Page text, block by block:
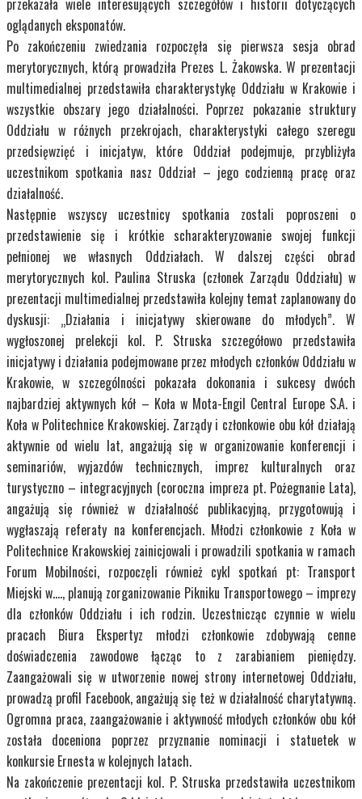
przekazała wiele interesujących szczegółów i historii dotyczących
oglądanych eksponatów.
Po zakończeniu zwiedzania rozpoczęła się pierwsza sesja obrad
merytorycznych, którą prowadziła Prezes L. Żakowska. W prezentacji
multimedialnej przedstawiła charakterystykę Oddziału w Krakowie i
wszystkie obszary jego działalności. Poprzez pokazanie struktury
Oddziału w różnych przekrojach, charakterystyki całego szeregu
przedsięwzięć i inicjatyw, które Oddział podejmuje, przybliżyła
uczestnikom spotkania nasz Oddział – jego codzienną pracę oraz
działalność.
Następnie wszyscy uczestnicy spotkania zostali poproszeni o
przedstawienie się i krótkie scharakteryzowanie swojej funkcji
pełnionej we własnych Oddziałach. W dalszej części obrad
merytorycznych kol. Paulina Struska (członek Zarządu Oddziału) w
prezentacji multimedialnej przedstawiła kolejny temat zaplanowany do
dyskusji: „Działania i inicjatywy skierowane do młodych”. W
wygłoszonej prelekcji kol. P. Struska szczegółowo przedstawiła
inicjatywy i działania podejmowane przez młodych członków Oddziału w
Krakowie, w szczególności pokazała dokonania i sukcesy dwóch
najbardziej aktywnych kół – Koła w Mota-Engil Central Europe S.A. i
Koła w Politechnice Krakowskiej. Zarządy i członkowie obu kół działają
aktywnie od wielu lat, angażują się w organizowanie konferencji i
seminariów, wyjazdów technicznych, imprez kulturalnych oraz
turystyczno – integracyjnych (coroczna impreza pt. Pożegnanie Lata),
angażują się również w działalność publikacyjną, przygotowują i
wygłaszają referaty na konferencjach. Młodzi członkowie z Koła w
Politechnice Krakowskiej zainicjowali i prowadzili spotkania w ramach
Forum Mobilności, rozpoczęli również cykl spotkań pt: Transport
Miejski w…., planują zorganizowanie Pikniku Transportowego – imprezy
dla członków Oddziału i ich rodzin. Uczestnicząc czynnie w wielu
pracach Biura Ekspertyz młodzi członkowie zdobywają cenne
doświadczenia zawodowe łącząc to z zarabianiem pieniędzy.
Zaangażowali się w utworzenie nowej strony internetowej Oddziału,
prowadzą profil Facebook, angażują się też w działalność charytatywną.
Ogromna praca, zaangażowanie i aktywność młodych członków obu kół
została doceniona poprzez przyznanie nominacji i statuetek w
konkursie Ernesta w kolejnych latach.
Na zakończenie prezentacji kol. P. Struska przedstawiła uczestnikom